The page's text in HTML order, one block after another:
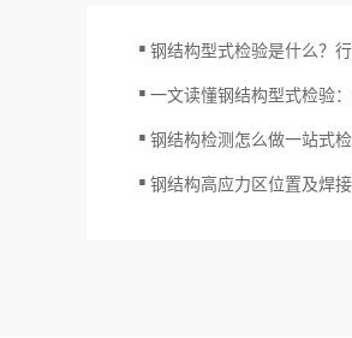
钢结构型式检验是什么？
.
一文读懂钢结构型式检验
.
钢结构检测怎么做一站式
.
钢结构高应力区位置及焊
.